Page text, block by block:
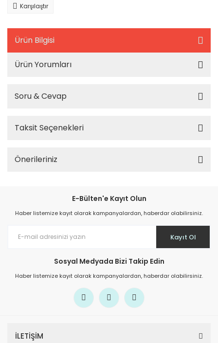
Karşılaştır
Ürün Bilgisi
Ürün Yorumları
Soru & Cevap
Taksit Seçenekleri
Önerileriniz
E-Bülten'e Kayıt Olun
Haber listemize kayıt olarak kampanyalardan, haberdar olabilirsiniz.
Kayıt Ol
Sosyal Medyada Bizi Takip Edin
Haber listemize kayıt olarak kampanyalardan, haberdar olabilirsiniz.
İLETİŞİM